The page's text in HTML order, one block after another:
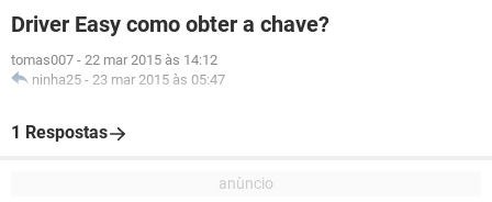
Driver Easy como obter a chave?
tomas007 - 22 mar 2015 às 14:12
ninha25 - 23 mar 2015 às 05:47
1 Respostas